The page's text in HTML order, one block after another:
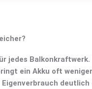
jedes
ein Akku oft
deutlich